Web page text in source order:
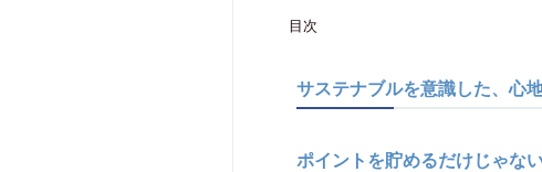
目次
サステナブルを意識した、心
ポイントを貯めるだけじゃな